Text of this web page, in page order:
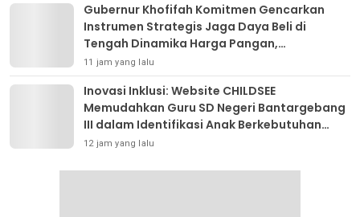
Gubernur Khofifah Komitmen Gencarkan
Instrumen Strategis Jaga Daya Beli di
Tengah Dinamika Harga Pangan,
Masyarakat Kota Pasuruan Antusias Serbu
Pasar Murah dan Bendera Merah Putih
11 jam yang lalu
Inovasi Inklusi: Website CHILDSEE
Memudahkan Guru SD Negeri Bantargebang
III dalam Identifikasi Anak Berkebutuhan
Khusus
12 jam yang lalu